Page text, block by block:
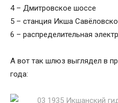
4 – Дмитровское шоссе
5 – станция Икша
6 – распределительная
А вот так шлюз выглядел в
года: